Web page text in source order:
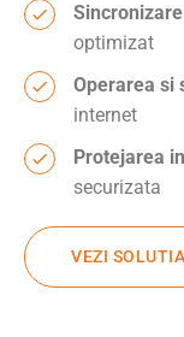
Sincronizare
optimizat
Operarea si
internet
Protejarea
securizata
VEZI SOLUTIA